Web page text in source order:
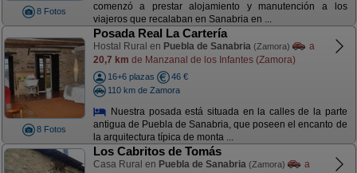
8 Fotos
comenzó a prestar alojamiento y manutención a los
viajeros que recalaban en Sanabria en ...
8 Fotos
Posada Real La Cartería
Hostal Rural en Puebla de Sanabria (Zamora)
a
20,7 km de Manzanal de los Infantes (Zamora)
16+6 plazas
46 €
110 km de Zamora
Nuestra posada está situada en la calles de la parte
antigua de Puebla de Sanabria, que poseen el encanto de
la arquitectura típica de monta ...
Los Cabritos de Tomás
Casa Rural en Puebla de Sanabria (Zamora)
a